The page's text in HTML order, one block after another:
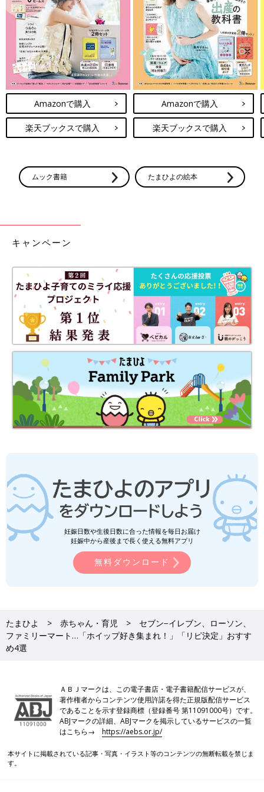
Amazonで購入
楽天ブックスで購入
Amazonで購入
楽天ブックスで購入
ムック書籍 たまひよの絵本
キャンペーン
妊娠日数や生後日数に合った情報を毎日お届け
妊娠中から産後まで長く使える無料アプリ
無料ダウンロード
たまひよ 赤ちゃん・育児
セブン−イレブン、ローソン、
ファミリーマート…「ホイップ好き集まれ！」「リピ決定」おすす
め4選
ＡＢＪマークは、この電子書店・電子書籍配信サービスが、
著作権者からコンテンツ使用許諾を得た正規版配信サービス
であることを示す登録商標（登録番号 第11091000号）です。
ABJマークの詳細、ABJマークを掲示しているサービスの一覧
はこちら→https://aebs.or.jp/
本サイトに掲載されている記事・写真・イラスト等のコンテンツの無断転載を禁じま
す。